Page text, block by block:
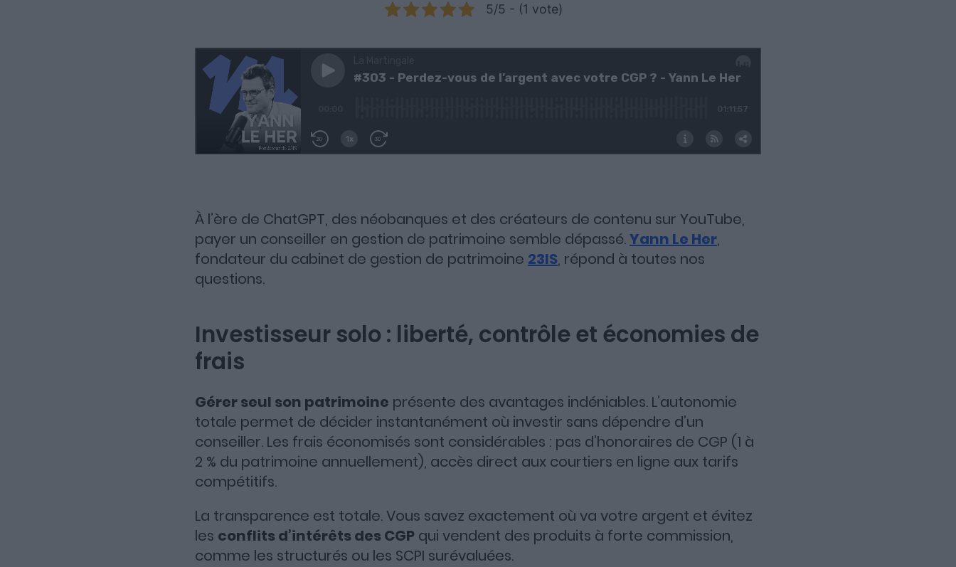
5/5 - (1 vote)
À l’ère de ChatGPT, des néobanques et des créateurs de contenu sur YouTube,
payer un conseiller en gestion de patrimoine semble dépassé.Yann Le Her,
fondateur du cabinet de gestion de patrimoine 23IS, répond à toutes nos
questions.
Investisseur solo : liberté, contrôle et économies de
frais
Gérer seul son patrimoine présente des avantages indéniables. L’autonomie
totale permet de décider instantanément où investir sans dépendre d’un
conseiller. Les frais économisés sont considérables : pas d’honoraires de CGP (1 à
2 % du patrimoine annuellement), accès direct aux courtiers en ligne aux tarifs
compétitifs.
La transparence est totale. Vous savez exactement où va votre argent et évitez
les conflits d’intérêts des CGP qui vendent des produits à forte commission,
comme les structurés ou les SCPI surévaluées.